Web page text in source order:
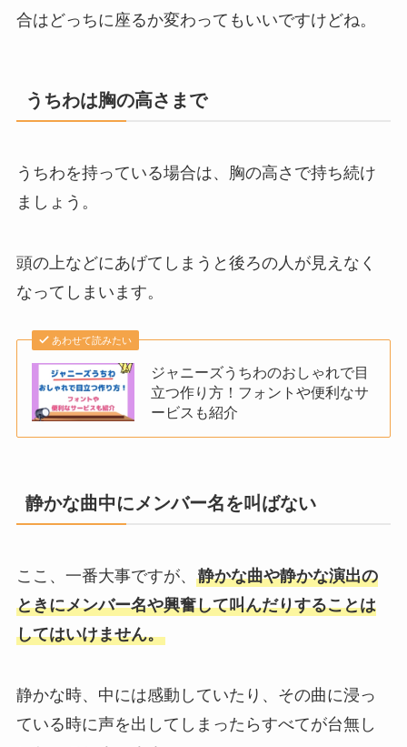
合はどっちに座るか変わってもいいですけどね。
うちわは胸の高さまで
うちわを持っている場合は、胸の高さで持ち続け
ましょう。
頭の上などにあげてしまうと後ろの人が見えなく
なってしまいます。
あわせて読みたい
ジャニーズうちわのおしゃれで目
立つ作り方！フォントや便利なサ
ービスも紹介
静かな曲中にメンバー名を叫ばない
ここ、一番大事ですが、 静かな曲や静かな演出の
ときにメンバー名や興奮して叫んだりすることは
してはいけません。
静かな時、中には感動していたり、その曲に浸っ
ている時に声を出してしまったらすべてが台無し